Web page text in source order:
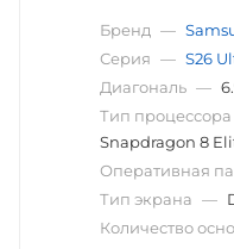
Бренд —
Серия — S26
Диагональ —
Тип процессора
Snapdragon 8
Оперативная
Тип экрана —
Количество